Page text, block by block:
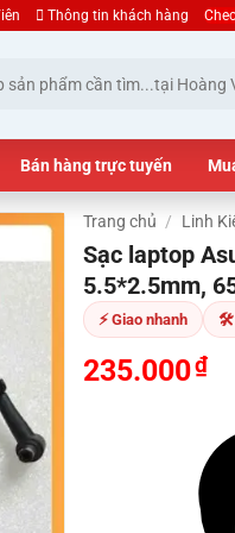
Thông tin khách hàng
Bán hàng trực tuyến
Trang chủ / Linh
Sạc laptop
5.5*2.5mm,
⚡ Giao nhanh 🛠
235.000₫